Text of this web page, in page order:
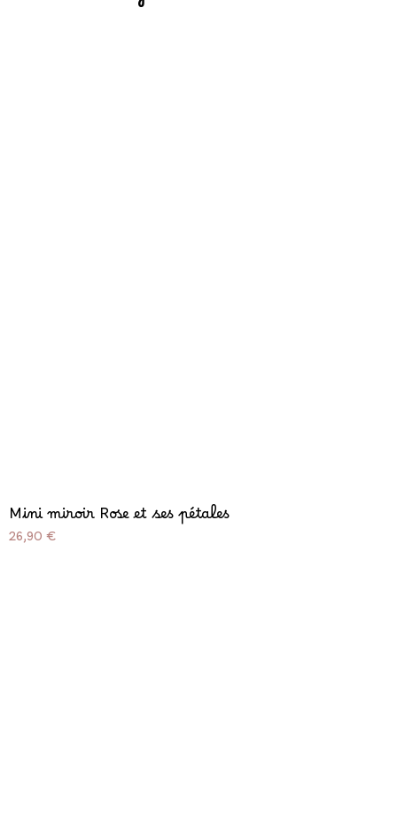
Mini miroir Rose et ses pétales
Prix
26,90 €